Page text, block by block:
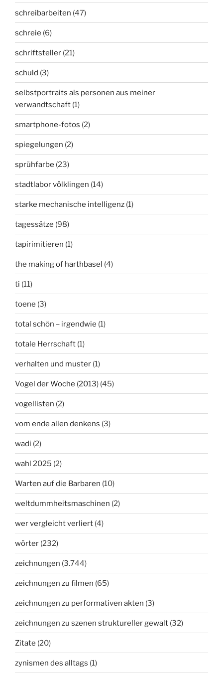
schreibarbeiten (47)
schreie (6)
schriftsteller (21)
schuld (3)
selbstportraits als personen aus meiner
verwandtschaft (1)
smartphone-fotos (2)
spiegelungen (2)
sprühfarbe (23)
stadtlabor völklingen (14)
starke mechanische intelligenz (1)
tagessätze (98)
tapirimitieren (1)
the making of harthbasel (4)
ti (11)
toene (3)
total schön – irgendwie (1)
totale Herrschaft (1)
verhalten und muster (1)
Vogel der Woche (2013) (45)
vogellisten (2)
vom ende allen denkens (3)
wadi (2)
wahl 2025 (2)
Warten auf die Barbaren (10)
weltdummheitsmaschinen (2)
wer vergleicht verliert (4)
wörter (232)
zeichnungen (3.744)
zeichnungen zu filmen (65)
zeichnungen zu performativen akten (3)
zeichnungen zu szenen struktureller gewalt (32)
Zitate (20)
zynismen des alltags (1)